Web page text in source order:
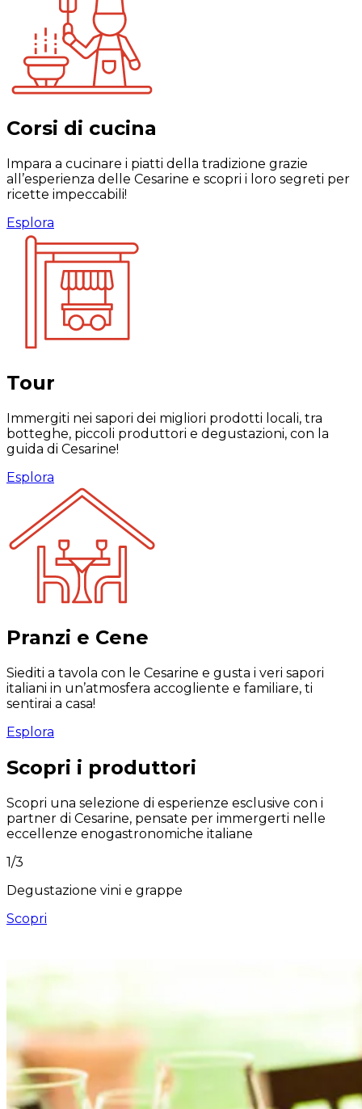
Corsi di cucina
Impara a cucinare i piatti della tradizione grazie
all’esperienza delle Cesarine e scopri i loro segreti per
ricette impeccabili!
Esplora
Tour
Immergiti nei sapori dei migliori prodotti locali, tra
botteghe, piccoli produttori e degustazioni, con la
guida di Cesarine!
Esplora
Pranzi e Cene
Siediti a tavola con le Cesarine e gusta i veri sapori
italiani in un’atmosfera accogliente e familiare, ti
sentirai a casa!
Esplora
Scopri i produttori
Scopri una selezione di esperienze esclusive con i
partner di Cesarine, pensate per immergerti nelle
eccellenze enogastronomiche italiane
1/3
Degustazione vini e grappe
Scopri